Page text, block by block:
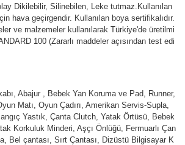
Dikilebilir, Silinebilen, Leke tutmaz.Kullanılan
hava geçirgendir. Kullanılan boya sertifikalıdır.
ve malzemeler kullanılarak Türkiye'de üretilmi
100 (Zararlı maddeler açısından test edi
Abajur , Bebek Yan Koruma ve Pad, Runner,
Matı, Oyun Çadırı, Amerikan Servis-Supla,
Yastık, Çanta Clutch, Yatak Örtüsü, Bebek
Korkuluk Minderi, Aşçı Önlüğü, Fermuarlı Çan
Bel çantası, Sırt Çantası, Dizüstü Bilgisayar K